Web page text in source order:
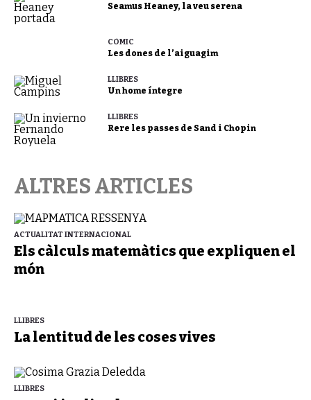
Seamus Heaney, la veu serena
CÒMIC
Les dones de l’aiguagim
LLIBRES
Un home íntegre
LLIBRES
Rere les passes de Sand i Chopin
ALTRES ARTICLES
ACTUALITAT INTERNACIONAL
Els càlculs matemàtics que expliquen el
món
LLIBRES
La lentitud de les coses vives
LLIBRES